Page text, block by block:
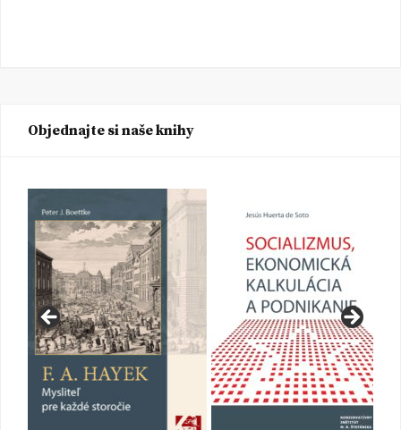
Objednajte si naše knihy